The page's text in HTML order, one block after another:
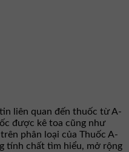
liên quan đến thuốc từ A-
được kê toa cũng như
phân loại của Thuốc A-
tính chất tìm hiểu, mở rộng